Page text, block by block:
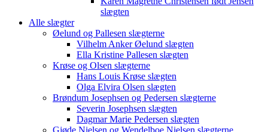
slægten
Alle slægter
Øelund og Pallesen slægterne
Vilhelm Anker Øelund slægten
Ella Kristine Pallesen slægten
Krøse og Olsen slægterne
Hans Louis Krøse slægten
Olga Elvira Olsen slægten
Brøndum Josephsen og Pedersen slægterne
Severin Josephsen slægten
Dagmar Marie Pedersen slægten